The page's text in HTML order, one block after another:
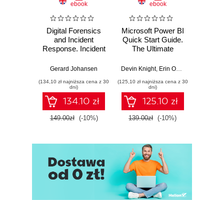
ebook
Digital Forensics
and Incident
Response. Incident
and techniques for
threat response -
Fourth Edition
Gerard Johansen
(134,10 zł najniższa cena z 30
dni)
134.10 zł
149.00zł (-10%)
ebook
Microsoft Power BI
Quick Start Guide.
The Ultimate
to Power BI, Data
Tools, and
Microsoft Fabric -
Fourth Edition
Devin Knight, Erin Ostrowsky
(125,10 zł najniższa cena z 30
dni)
125.10 zł
139.00zł (-10%)